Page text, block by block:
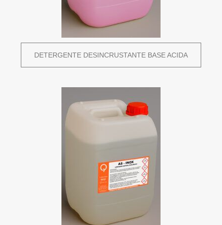
DETERGENTE DESINCRUSTANTE BASE ACIDA